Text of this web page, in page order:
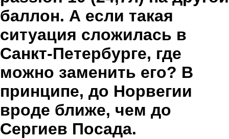
баллон. А если такая
ситуация сложилась в
Санкт-Петербурге, где
можно заменить его? В
принципе, до Норвегии
вроде ближе, чем до
Сергиев Посада.